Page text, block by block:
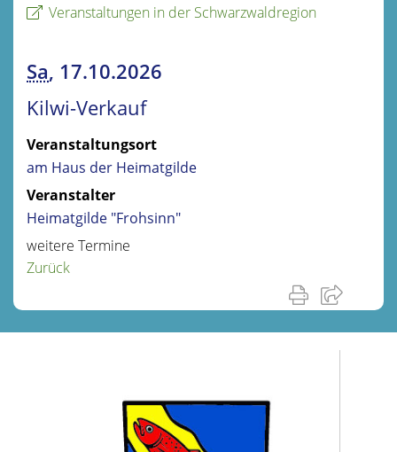
Veranstaltungen in der Schwarzwaldregion
Sa, 17.10.2026
Kilwi-Verkauf
Veranstaltungsort
am Haus der Heimatgilde
Veranstalter
Heimatgilde "Frohsinn"
weitere Termine
Zurück